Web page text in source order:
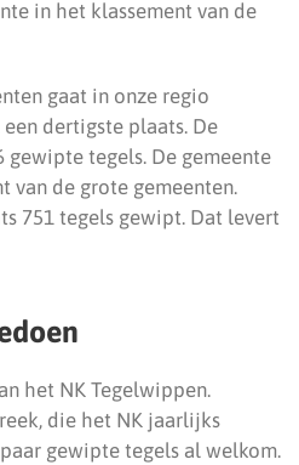
in het klassement van de
gaat in onze regio
dertigste plaats. De
gewipte tegels. De gemeente
van de grote gemeenten.
751 tegels gewipt. Dat levert
het NK Tegelwippen.
die het NK jaarlijks
gewipte tegels al welkom.